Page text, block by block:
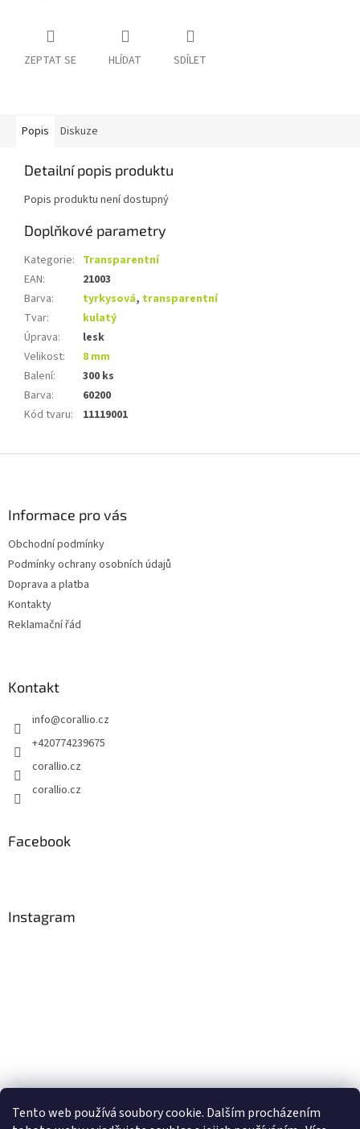
Tento web používá soubory cookie. Dalším procházením
ZEPTAT SE HLÍDAT SDÍLET
Popis Diskuze
Detailní popis produktu
Popis produktu není dostupný
Doplňkové parametry
Kategorie: Transparentní
EAN:
21003
Barva: tyrkysová, transparentní
Tvar:
kulatý
Úprava:
lesk
Velikost:
8 mm
Balení:
300 ks
Barva:
60200
Kód tvaru: 11119001
Informace pro vás
Obchodní podmínky
Podmínky ochrany osobních údajů
Doprava a platba
Kontakty
Reklamační řád
Kontakt
info@corallio.cz
+420774239675
corallio.cz
corallio.cz
Facebook
Instagram
Sledovat na Instagramu